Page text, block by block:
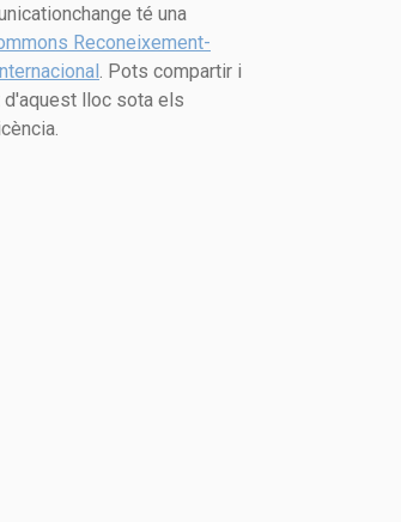
té una
Reconeixement-
. Pots compartir i
d'aquest lloc sota els